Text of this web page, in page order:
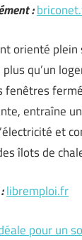
:
orienté
qu’un
fenêtres
entraîne
et
îlots de
libremploi.fr
pour un